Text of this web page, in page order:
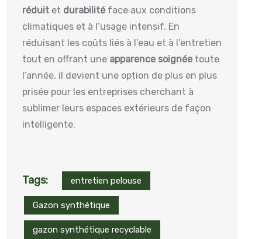
réduit et durabilité face aux conditions
climatiques et à l’usage intensif. En
réduisant les coûts liés à l’eau et à l’entretien
tout en offrant une apparence soignée toute
l’année, il devient une option de plus en plus
prisée pour les entreprises cherchant à
sublimer leurs espaces extérieurs de façon
intelligente.
Tags: entretien pelouse
Gazon synthétique
gazon synthétique recyclable